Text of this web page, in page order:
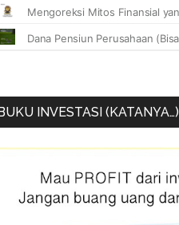
INVESTASI (KATANYA…)